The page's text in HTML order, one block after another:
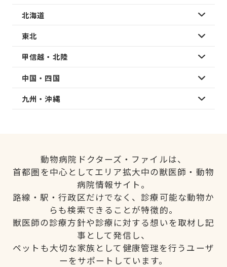
北海道
東北
甲信越・北陸
中国・四国
九州・沖縄
動物病院ドクターズ・ファイルは、
首都圏を中心としてエリア拡大中の獣医師・動物
病院情報サイト。
路線・駅・行政区だけでなく、診療可能な動物か
らも検索できることが特徴的。
獣医師の診療方針や診療に対する想いを取材し記
事として発信し、
ペットも大切な家族として健康管理を行うユーザ
ーをサポートしています。